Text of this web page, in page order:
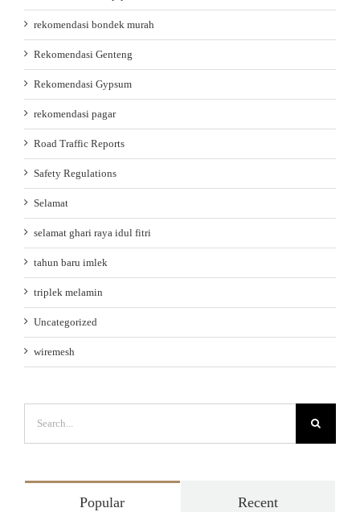
rekomendasi bondek murah
Rekomendasi Genteng
Rekomendasi Gypsum
rekomendasi pagar
Road Traffic Reports
Safety Regulations
Selamat
selamat ghari raya idul fitri
tahun baru imlek
triplek melamin
Uncategorized
wiremesh
for:
Popular Recent